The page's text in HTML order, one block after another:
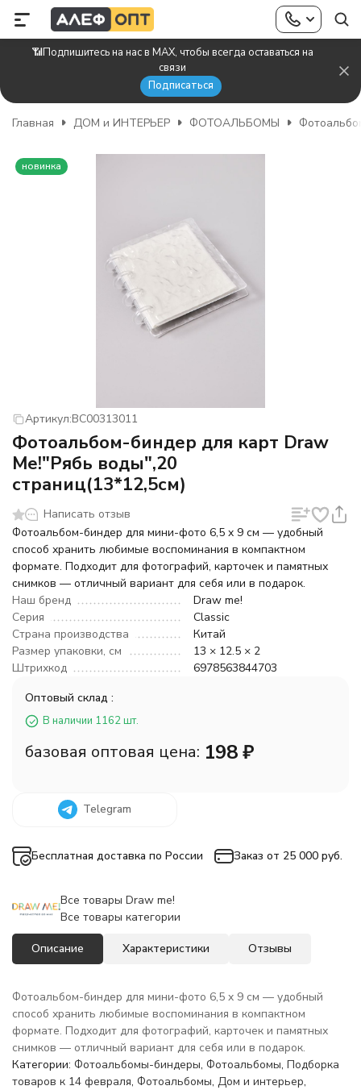
📶Подпишитесь на нас в MAX, чтобы всегда оставаться на
связи
Подписаться
Главная ДОМ и ИНТЕРЬЕР ФОТОАЛЬБОМЫ
новинка
Артикул:BC00313011
Фотоальбом-биндер для карт Draw
Me!"Рябь воды",20
страниц(13*12,5см)
Написать отзыв
Фотоальбом-биндер для мини-фото 6,5 x 9 см — удобный
способ хранить любимые воспоминания в компактном
формате. Подходит для фотографий, карточек и памятных
снимков — отличный вариант для себя или в подарок.
Наш бренд
Draw me!
Серия
Classic
Страна производства
Китай
Размер упаковки, см
13 × 12.5 × 2
Штрихкод
6978563844703
Оптовый склад :
В наличии 1162 шт.
базовая оптовая цена: 198₽
Telegram
Бесплатная доставка по России Заказ от 25 000 руб.
Все товары Draw me!
Все товары категории
Описание Характеристики Отзывы
Фотоальбом-биндер для мини-фото 6,5 x 9 см — удобный
способ хранить любимые воспоминания в компактном
формате. Подходит для фотографий, карточек и памятных
снимков — отличный вариант для себя или в подарок.
Категории: Фотоальбомы-биндеры, Фотоальбомы, Подборка
товаров к 14 февраля, Фотоальбомы, Дом и интерьер,